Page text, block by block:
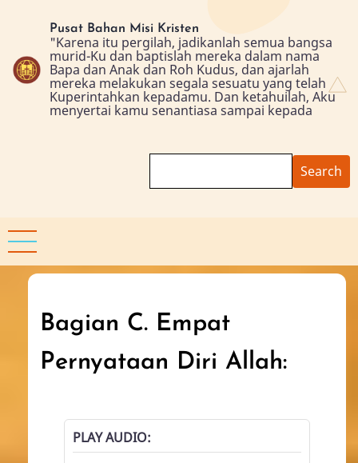
content
Pusat Bahan Misi Kristen
"Karena itu pergilah, jadikanlah semua bangsa
murid-Ku dan baptislah mereka dalam nama
Bapa dan Anak dan Roh Kudus, dan ajarlah
mereka melakukan segala sesuatu yang telah
Kuperintahkan kepadamu. Dan ketahuilah, Aku
menyertai kamu senantiasa sampai kepada
Bagian C. Empat
Pernyataan Diri Allah:
PLAY AUDIO